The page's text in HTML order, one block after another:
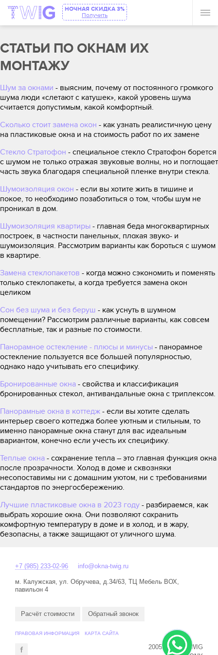
НОЧНАЯ СКИДКА 3%
Получить
СТАТЬИ ПО ОКНАМ ИХ
МОНТАЖУ
Шум за окнами - выясним, почему от постоянного громкого
шума люди «слетают с катушек», какой уровень шума
считается допустимым, какой комфортный.
Сколько стоит замена окон - как узнать реалистичную цену
на пластиковые окна и на стоимость работ по их замене
Стекло Стратофон - специальное стекло Стратофон борется
с шумом не только отражая звуковые волны, но и поглощает
часть звука благодаря специальной пленке внутри стекла.
Шумоизоляция окон - если вы хотите жить в тишине и
покое, то необходимо позаботиться о том, чтобы шум не
проникал в дом.
Шумоизоляция квартиры - главная беда многоквартирных
построек, в частности панельных, плохая звуко- и
шумоизоляция. Рассмотрим варианты как бороться с шумом
в квартире.
Замена стеклопакетов - когда можно сэкономить и поменять
только стеклопакеты, а когда требуется замена окон
целиком
Сон без шума и без беруш - как уснуть в шумном
помещении? Рассмотрим различные варианты, как совсем
бесплатные, так и разные по стоимости.
Панорамное остекление - плюсы и минусы - панорамное
остекление пользуется все большей популярностью,
однако надо учитывать его специфику.
Бронированные окна - свойства и классификация
бронированных стекол, антивандальные окна с триплексом.
Панорамные окна в коттедж - если вы хотите сделать
интерьер своего коттеджа более уютным и стильным, то
именно панорамные окна станут для вас идеальным
вариантом, конечно если учесть их специфику.
Теплые окна - сохранение тепла – это главная функция окна
после прозрачности. Холод в доме и сквозняки
несопоставимы ни с домашним уютом, ни с требованиями
стандартов по энергосбережению.
Лучшие пластиковые окна в 2023 году - разбираемся, как
выбрать хорошие окна. Они позволяют сохранить
комфортную температуру в доме и в холод, и в жару,
безопасны, а также защищают от уличного шума.
+7 (985) 233-02-96 info@okna-twig.ru
м. Калужская, ул. Обручева, д.34/63, ТЦ Мебель ВОХ,
павильон 4
Расчёт стоимости Обратный звонок
ПРАВОВАЯ ИНФОРМАЦИЯ КАРТА САЙТА
2005-2024 © TWIG